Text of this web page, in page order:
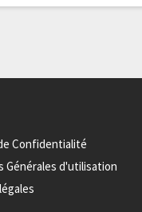
Confidentialité
Générales d'utilisation